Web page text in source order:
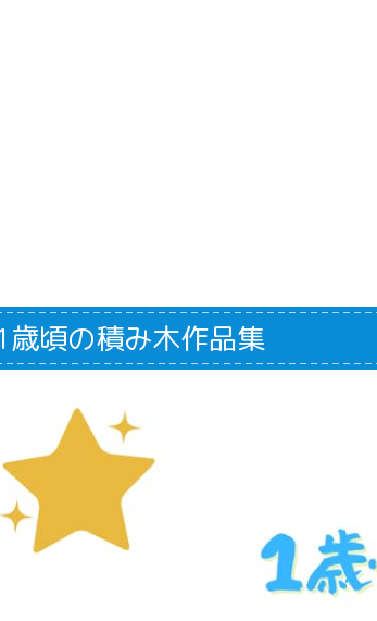
歳頃の積み木作品集